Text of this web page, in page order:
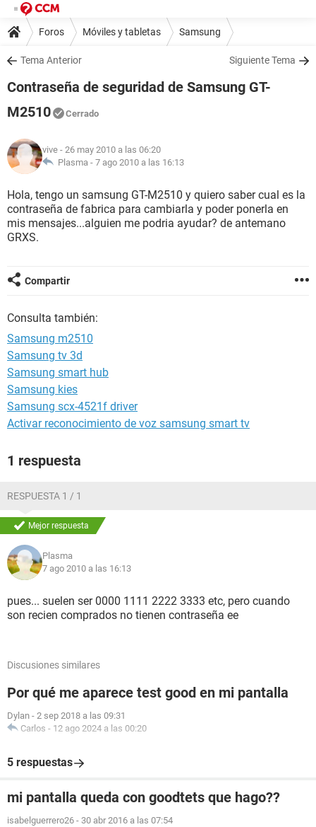
Foros Móviles y tabletas Samsung
Tema Anterior Siguiente Tema
Contraseña de seguridad de Samsung GT-
M2510
Cerrado
vive - 26 may 2010 a las 06:20
Plasma - 7 ago 2010 a las 16:13
Hola, tengo un samsung GT-M2510 y quiero saber cual es la
contraseña de fabrica para cambiarla y poder ponerla en
mis mensajes...alguien me podria ayudar? de antemano
GRXS.
Compartir
Consulta también:
Samsung m2510
Samsung tv 3d
Samsung smart hub
Samsung kies
Samsung scx-4521f driver
Activar reconocimiento de voz samsung smart tv
1 respuesta
RESPUESTA 1 / 1
Mejor respuesta
Plasma
7 ago 2010 a las 16:13
pues... suelen ser 0000 1111 2222 3333 etc, pero cuando
son recien comprados no tienen contraseña ee
Discusiones similares
Por qué me aparece test good en mi pantalla
Dylan - 2 sep 2018 a las 09:31
Carlos - 12 ago 2024 a las 00:20
5 respuestas
mi pantalla queda con goodtets que hago??
isabelguerrero26 - 30 abr 2016 a las 07:54